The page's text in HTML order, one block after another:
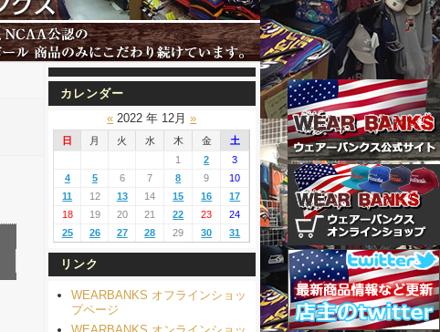
カレンダー
« 2022 年 12月»
日 月 火 水 木 金
土
1
2
3
4
5 6 7 8 9
10
11
12 13 14 15 16
17
18
19 20 21 22 23
24
25
26 27 28 29 30 31
リンク
WEARBANKS オフラインショッ
プページ